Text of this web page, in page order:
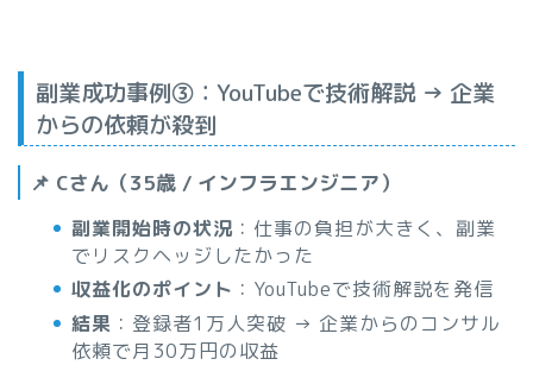
副業成功事例③：YouTubeで技術解説 → 企業
からの依頼が殺到
📌 Cさん（35歳 / インフラエンジニア）
副業開始時の状況 ：仕事の負担が大きく、副業
でリスクヘッジしたかった
収益化のポイント ：YouTubeで技術解説を発信
結果 ：登録者1万人突破 → 企業からのコンサル
依頼で月30万円の収益